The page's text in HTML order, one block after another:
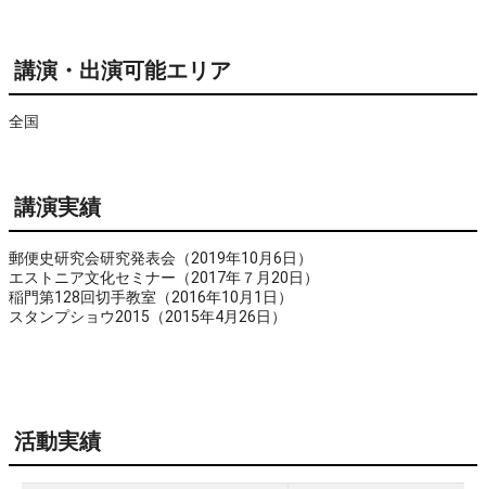
講演・出演可能エリア
全国
講演実績
郵便史研究会研究発表会（2019年10月6日）
エストニア文化セミナー（2017年７月20日）
稲門第128回切手教室（2016年10月1日）
スタンプショウ2015（2015年4月26日）
活動実績